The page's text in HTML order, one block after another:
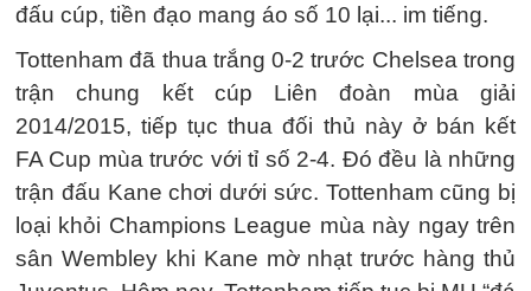
đấu cúp, tiền đạo mang áo số 10 lại... im tiếng.
Tottenham đã thua trắng 0-2 trước Chelsea trong
trận chung kết cúp Liên đoàn mùa giải
2014/2015, tiếp tục thua đối thủ này ở bán kết
FA Cup mùa trước với tỉ số 2-4. Đó đều là những
trận đấu Kane chơi dưới sức. Tottenham cũng bị
loại khỏi Champions League mùa này ngay trên
sân Wembley khi Kane mờ nhạt trước hàng thủ